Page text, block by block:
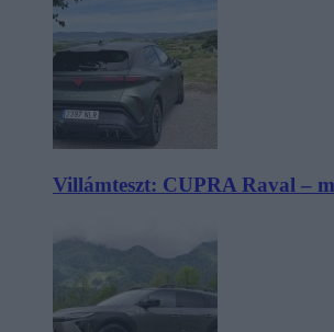
Villámteszt: CUPRA Raval –